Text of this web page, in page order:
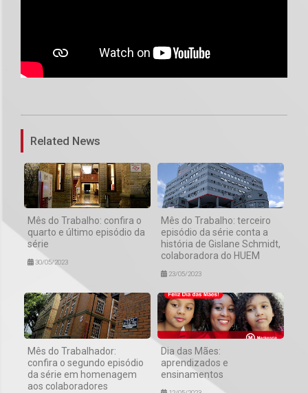
Related News
Mês do Trabalho: confira o
quarto e último episódio da
série
30/05/2023
Mês do Trabalho: terceiro
episódio da série conta a
história de Gislane Schmidt,
colaboradora do HUEM
23/05/2023
Mês do Trabalhador:
confira o segundo episódio
da série em homenagem
aos colaboradores
Dia das Mães:
aprendizados e
ensinamentos